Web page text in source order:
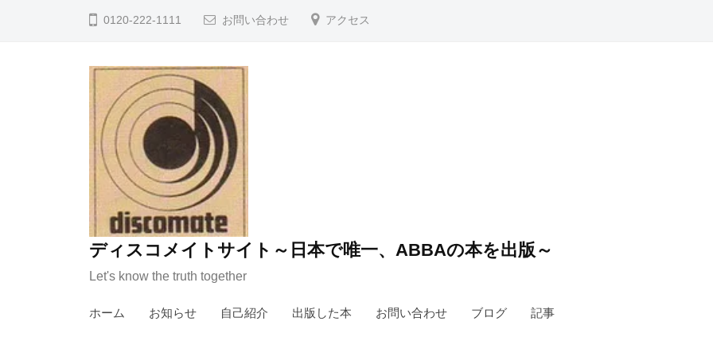
0120-222-1111 お問い合わせ アクセス
ディスコメイトサイト～日本で唯一、ABBAの本を出版～
Let's know the truth together
ホーム お知らせ 自己紹介 出版した本 お問い合わせ ブログ 記事